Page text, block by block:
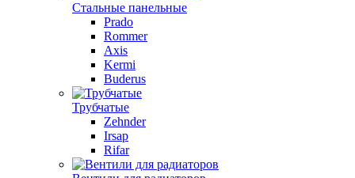
Стальные панельные
Prado
Rommer
Axis
Kermi
Buderus
Трубчатые
Zehnder
Irsap
Rifar